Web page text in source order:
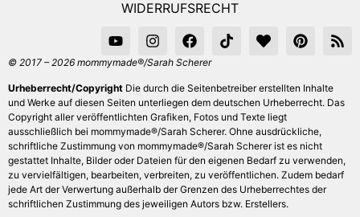
WIDERRUFSRECHT
© 2017 – 2026 mommymade®/Sarah Scherer
Urheberrecht/Copyright Die durch die Seitenbetreiber erstellten Inhalte
und Werke auf diesen Seiten unterliegen dem deutschen Urheberrecht. Das
Copyright aller veröffentlichten Grafiken, Fotos und Texte liegt
ausschließlich bei mommymade®/Sarah Scherer. Ohne ausdrückliche,
schriftliche Zustimmung von mommymade®/Sarah Scherer ist es nicht
gestattet Inhalte, Bilder oder Dateien für den eigenen Bedarf zu verwenden,
zu vervielfältigen, bearbeiten, verbreiten, zu veröffentlichen. Zudem bedarf
jede Art der Verwertung außerhalb der Grenzen des Urheberrechtes der
schriftlichen Zustimmung des jeweiligen Autors bzw. Erstellers.